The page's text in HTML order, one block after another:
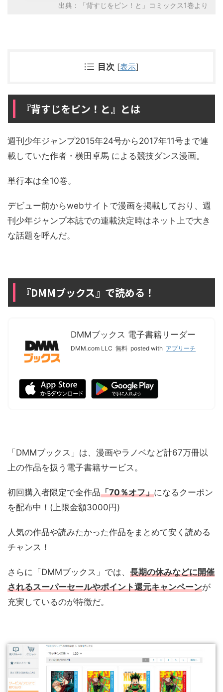
出典：「背すじをピン！と」コミックス1巻より
目次 [表示]
『背すじをピン！と』とは
週刊少年ジャンプ2015年24号から2017年11号まで連
載していた作者・横田卓馬 による競技ダンス漫画。
単行本は全10巻。
デビュー前からwebサイトで漫画を掲載しており、週
刊少年ジャンプ本誌での連載決定時はネット上で大き
な話題を呼んだ。
『DMMブックス』で読める！
DMMブックス 電子書籍リーダー
DMM.com LLC 無料 posted with アプリーチ
「DMMブックス」は、漫画やラノベなど計67万冊以
上の作品を扱う電子書籍サービス。
初回購入者限定で全作品「70％オフ」になるクーポン
を配布中！(上限金額3000円)
人気の作品や読みたかった作品をまとめて安く読める
チャンス！
さらに「DMMブックス」では、 長期の休みなどに開催
されるスーパーセールやポイント還元キャンペーンが
充実しているのが特徴だ。